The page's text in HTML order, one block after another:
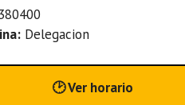
Delegacion
🕑 Ver horario